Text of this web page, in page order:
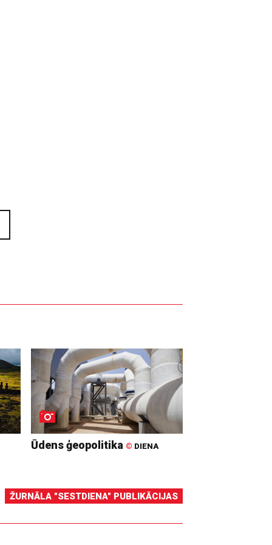
Ūdens ģeopolitika © DIENA
ŽURNĀLA "SESTDIENA" PUBLIKĀCIJAS